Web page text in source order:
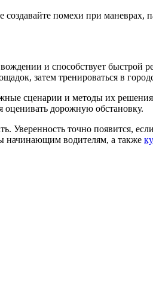
помехи при маневрах,
и способствует быстрой
затем тренироваться в
сценарии и методы их
оценивать дорожную обстановку.
Уверенность точно появится,
начинающим водителям, а также